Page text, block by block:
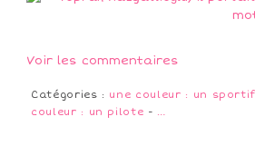
Voir les commentaires
Catégories : une couleur : un sportif
couleur : un pilote - …